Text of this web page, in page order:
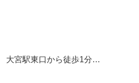
大宮駅東口から徒歩1分…